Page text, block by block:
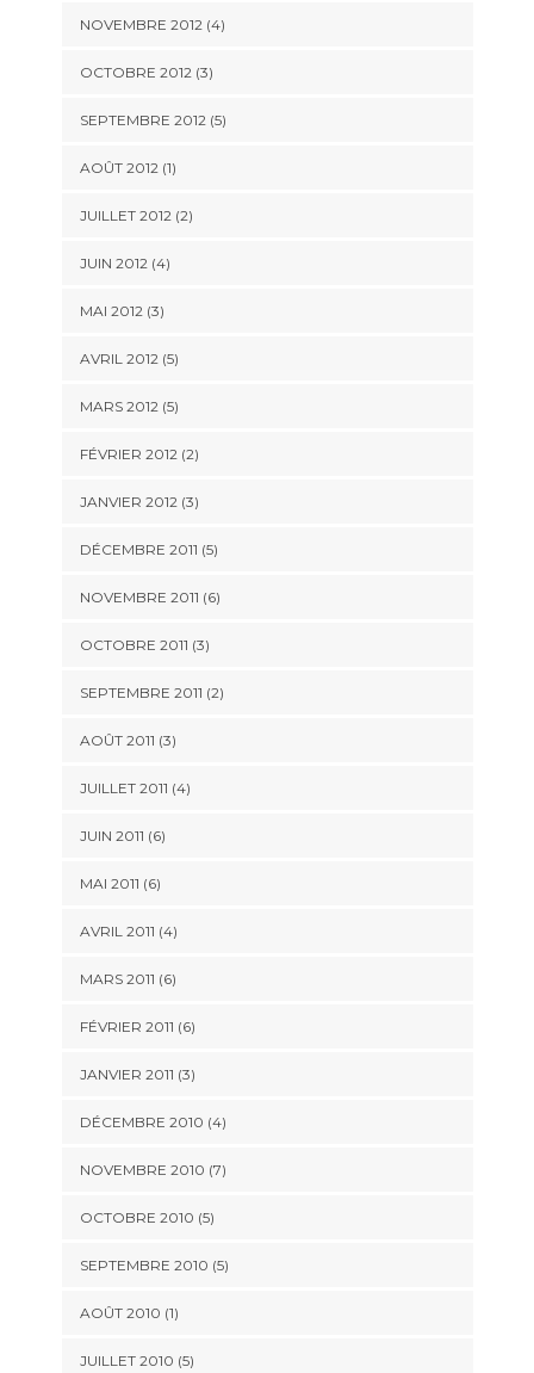
NOVEMBRE 2012(4)
OCTOBRE 2012(3)
SEPTEMBRE 2012(5)
AOÛT 2012(1)
JUILLET 2012(2)
JUIN 2012(4)
MAI 2012(3)
AVRIL 2012(5)
MARS 2012(5)
FÉVRIER 2012(2)
JANVIER 2012(3)
DÉCEMBRE 2011 (5)
NOVEMBRE 2011 (6)
OCTOBRE 2011 (3)
SEPTEMBRE 2011 (2)
AOÛT 2011 (3)
JUILLET 2011 (4)
JUIN 2011 (6)
MAI 2011 (6)
AVRIL 2011 (4)
MARS 2011 (6)
FÉVRIER 2011 (6)
JANVIER 2011 (3)
DÉCEMBRE 2010 (4)
NOVEMBRE 2010 (7)
OCTOBRE 2010 (5)
SEPTEMBRE 2010 (5)
AOÛT 2010 (1)
JUILLET 2010 (5)